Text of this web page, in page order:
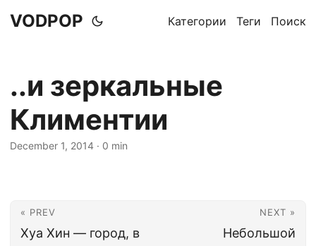
VODPOP Категории Теги Поиск
..и зеркальные
Климентии
December 1, 2014 · 0 min
« PREV
Хуа Хин — город, в
NEXT »
Небольшой